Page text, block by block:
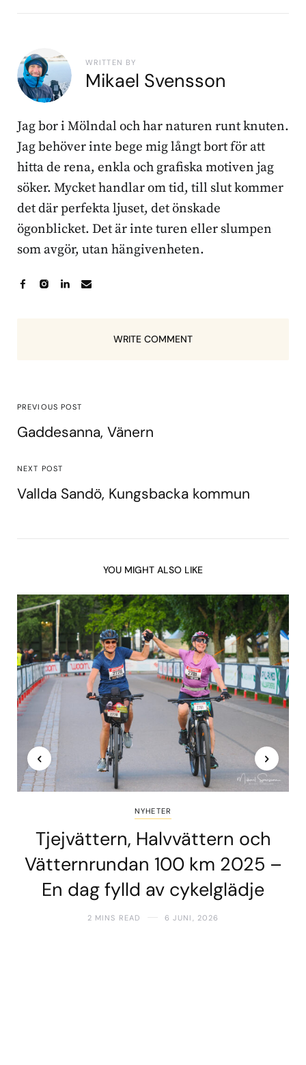
WRITTEN BY
Mikael Svensson
Jag bor i Mölndal och har naturen runt knuten.
Jag behöver inte bege mig långt bort för att
hitta de rena, enkla och grafiska motiven jag
söker. Mycket handlar om tid, till slut kommer
det där perfekta ljuset, det önskade
ögonblicket. Det är inte turen eller slumpen
som avgör, utan hängivenheten.
WRITE COMMENT
PREVIOUS POST
Gaddesanna, Vänern
NEXT POST
Vallda Sandö, Kungsbacka kommun
YOU MIGHT ALSO LIKE
NYHETER
Tjejvättern, Halvvättern och
Vätternrundan 100 km 2025 –
En dag fylld av cykelglädje
2 MINS READ 6 JUNI, 2026